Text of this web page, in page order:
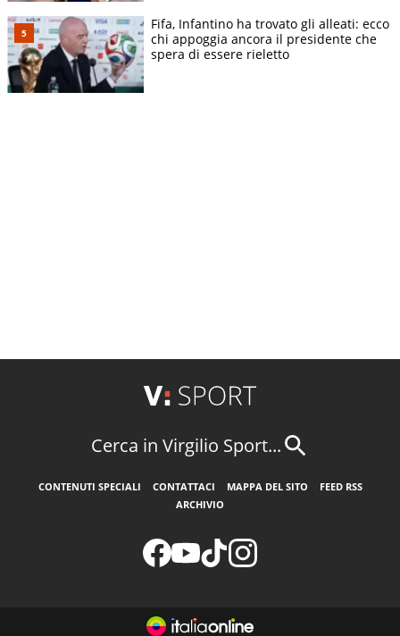
Fifa, Infantino ha trovato gli alleati: ecco
chi appoggia ancora il presidente che
spera di essere rieletto
Cerca in Virgilio Sport...
CONTENUTI SPECIALI CONTATTACI MAPPA DEL SITO
FEED RSS
ARCHIVIO